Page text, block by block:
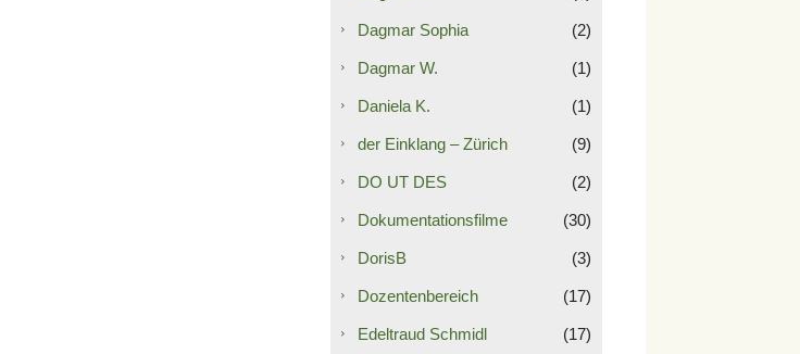
Dagmar Sophia (2)
Dagmar W. (1)
Daniela K. (1)
der Einklang – Zürich (9)
DO UT DES (2)
Dokumentationsfilme (30)
DorisB (3)
Dozentenbereich (17)
Edeltraud Schmidl (17)